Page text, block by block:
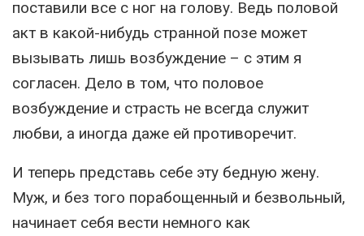
поставили все с ног на голову. Ведь половой
акт в какой-нибудь странной позе может
вызывать лишь возбуждение – с этим я
согласен. Дело в том, что половое
возбуждение и страсть не всегда служит
любви, а иногда даже ей противоречит.
И теперь представь себе эту бедную жену.
Муж, и без того порабощенный и безвольный,
начинает себя вести немного как